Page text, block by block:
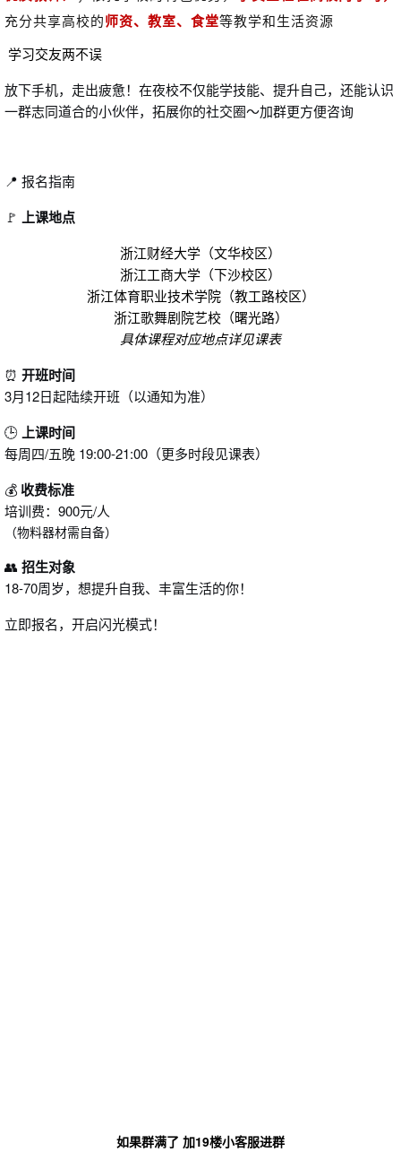
充分共享高校的师资、教室、食堂等教学和生活资源
学习交友两不误
放下手机，走出疲惫！在夜校不仅能学技能、提升自己，还能认识
一群志同道合的小伙伴，拓展你的社交圈～加群更方便咨询
📍 报名指南
🚩 上课地点
浙江财经大学（文华校区）
浙江工商大学（下沙校区）
浙江体育职业技术学院（教工路校区）
浙江歌舞剧院艺校（曙光路）
具体课程对应地点详见课表
⏰ 开班时间
3月12日起陆续开班（以通知为准）
🕒上课时间
每周四/五晚 19:00-21:00（更多时段见课表）
💰 收费标准
培训费：900元/人
（物料器材需自备）
👥 招生对象
18-70周岁，想提升自我、丰富生活的你！
立即报名，开启闪光模式！
如果群满了 加19楼小客服进群